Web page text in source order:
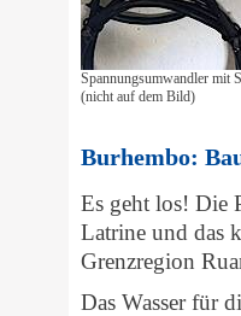
Spannungsumwandler mit
(nicht auf dem Bild)
Burhembo:
Es geht los! Die
Latrine und das
Grenzregion
Das Wasser für